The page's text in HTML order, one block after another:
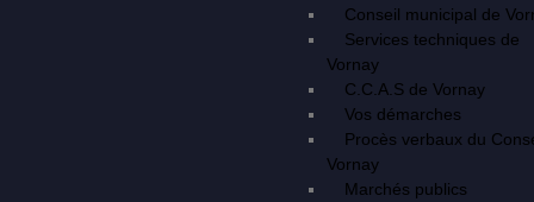
Conseil municipal de
Services techniques de
Vornay
C.C.A.S de Vornay
Vos démarches
Procès verbaux du
Vornay
Marchés publics